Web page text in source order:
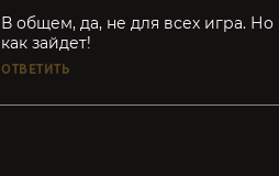
В общем, да, не для всех игра. Но
как зайдет!
ОТВЕТИТЬ